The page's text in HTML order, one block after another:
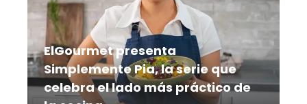
ElGourmet presenta
Simplemente Pia, la serie que
celebra el lado más práctico de